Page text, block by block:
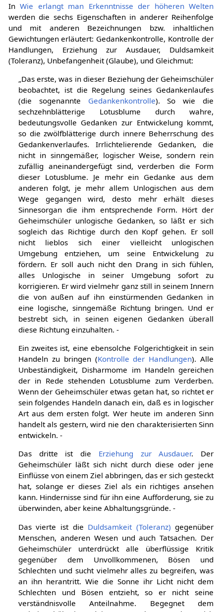
InWie erlangt man Erkenntnisse der höheren Welten
werden die sechs Eigenschaften in anderer Reihenfolge
und mit anderen Bezeichnungen bzw. inhaltlichen
Gewichtungen erläutert: Gedankenkontrolle, Kontrolle der
Handlungen, Erziehung zur Ausdauer, Duldsamkeit
(Toleranz), Unbefangenheit (Glaube), und Gleichmut:
„Das erste, was in dieser Beziehung der Geheimschüler
beobachtet, ist die Regelung seines Gedankenlaufes
(die sogenannte Gedankenkontrolle). So wie die
sechzehnblätterige Lotusblume durch wahre,
bedeutungsvolle Gedanken zur Entwickelung kommt,
so die zwölfblätterige durch innere Beherrschung des
Gedankenverlaufes. Irrlichtelierende Gedanken, die
nicht in sinngemäßer, logischer Weise, sondern rein
zufällig aneinandergefügt sind, verderben die Form
dieser Lotusblume. Je mehr ein Gedanke aus dem
anderen folgt, je mehr allem Unlogischen aus dem
Wege gegangen wird, desto mehr erhält dieses
Sinnesorgan die ihm entsprechende Form. Hört der
Geheimschüler unlogische Gedanken, so läßt er sich
sogleich das Richtige durch den Kopf gehen. Er soll
nicht lieblos sich einer vielleicht unlogischen
Umgebung entziehen, um seine Entwickelung zu
fördern. Er soll auch nicht den Drang in sich fühlen,
alles Unlogische in seiner Umgebung sofort zu
korrigieren. Er wird vielmehr ganz still in seinem Innern
die von außen auf ihn einstürmenden Gedanken in
eine logische, sinngemäße Richtung bringen. Und er
bestrebt sich, in seinen eigenen Gedanken überall
diese Richtung einzuhalten. -
Ein zweites ist, eine ebensolche Folgerichtigkeit in sein
Handeln zu bringen (Kontrolle der Handlungen). Alle
Unbeständigkeit, Disharmome im Handeln gereichen
der in Rede stehenden Lotusblume zum Verderben.
Wenn der Geheimschüler etwas getan hat, so richtet er
sein folgendes Handeln danach ein, daß es in logischer
Art aus dem ersten folgt. Wer heute im anderen Sinn
handelt als gestern, wird nie den charakterisierten Sinn
entwickeln. -
Das dritte ist die Erziehung zur Ausdauer. Der
Geheimschüler läßt sich nicht durch diese oder jene
Einflüsse von einem Ziel abbringen, das er sich gesteckt
hat, solange er dieses Ziel als ein richtiges ansehen
kann. Hindernisse sind für ihn eine Aufforderung, sie zu
überwinden, aber keine Abhaltungsgründe. -
Das vierte ist die Duldsamkeit (Toleranz) gegenüber
Menschen, anderen Wesen und auch Tatsachen. Der
Geheimschüler unterdrückt alle überflüssige Kritik
gegenüber dem Unvollkommenen, Bösen und
Schlechten und sucht vielmehr alles zu begreifen, was
an ihn herantritt. Wie die Sonne ihr Licht nicht dem
Schlechten und Bösen entzieht, so er nicht seine
verständnisvolle Anteilnahme. Begegnet dem